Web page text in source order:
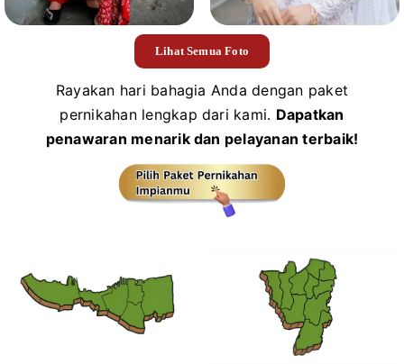
Lihat Semua Foto
Rayakan hari bahagia Anda dengan paket
pernikahan lengkap dari kami. Dapatkan
penawaran menarik dan pelayanan terbaik!